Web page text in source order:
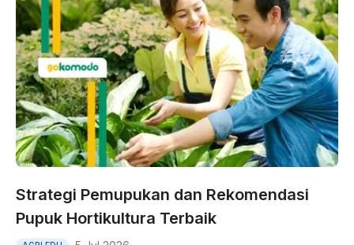
Strategi Pemupukan dan Rekomendasi
Pupuk Hortikultura Terbaik